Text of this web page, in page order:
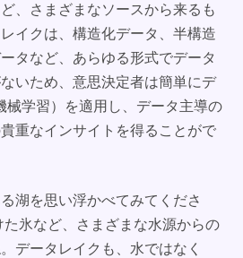
、さまざまなソースから来るも
イクは、構造化データ、半構造
タなど、あらゆる形式でデータ
いため、意思決定者は簡単にデ
械学習）を適用し、データ主導の
重なインサイトを得ることがで
湖を思い浮かべてみてくださ
氷など、さまざまな水源からの
データレイクも、水ではなく